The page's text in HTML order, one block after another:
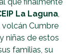
La Laguna
volcán Cumbre
niñas de estos
familias, su